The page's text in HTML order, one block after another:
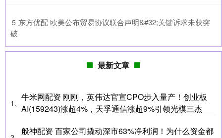
5 ​东方优配 欧美公布贸易协议联合声明&#32;关键诉求未获突
破
最新文章
1、
牛米网配资 刚刚，英伟达官宣CPO步入量产！创业板
AI(159243)涨超4%，天孚通信涨超9%引领光模三杰
般神配资 百家公司撬动深市63%净利润！为什么资金都